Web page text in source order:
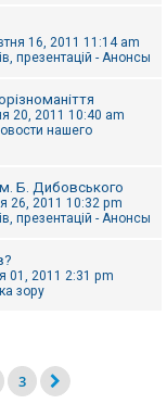
16, 2011 11:14 am
презентацій - Анонсы
20, 2011 10:40 am
нашего
Б. Дибовського
26, 2011 10:32 pm
презентацій - Анонсы
01, 2011 2:31 pm
зору
3